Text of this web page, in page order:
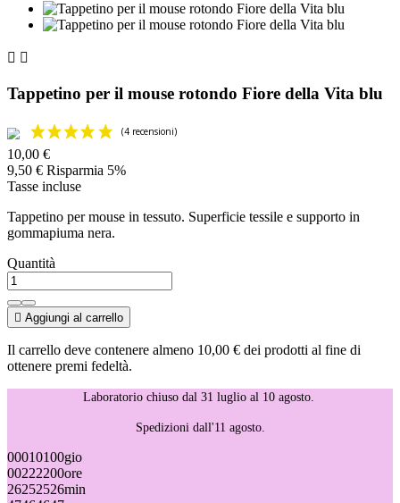
 
Tappetino per il mouse rotondo Fiore della Vita blu
10,00 €
9,50 € Risparmia 5%
Tasse incluse
Tappetino per mouse in tessuto. Superficie tessile e supporto in
gommapiuma nera.
Quantità
 Aggiungi al carrello
Il carrello deve contenere almeno 10,00 € dei prodotti al fine di
ottenere premi fedeltà.
Laboratorio chiuso dal 31 luglio al 10 agosto.
Spedizioni dall'11 agosto.
00010100gio
00222200ore
26252526min